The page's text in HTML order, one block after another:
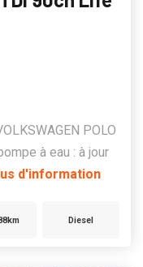
POLO
à eau : à jour
d'information
Diesel